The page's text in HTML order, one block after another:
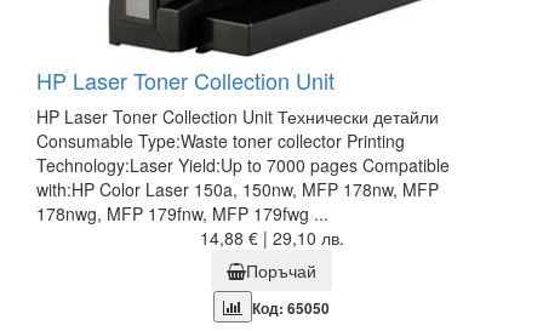
HP Laser Toner Collection Unit
HP Laser Toner Collection Unit Технически детайли
Consumable Type:Waste toner collector Printing
Technology:Laser Yield:Up to 7000 pages Compatible
with:HP Color Laser 150a, 150nw, MFP 178nw, MFP
178nwg, MFP 179fnw, MFP 179fwg ...
14,88 € | 29,10 лв.
Поръчай
Код: 65050